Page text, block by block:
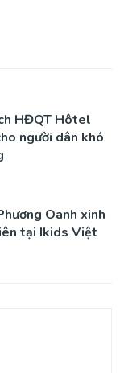
HĐQT Hôtel
người dân khó
Oanh xinh
tại Ikids Việt